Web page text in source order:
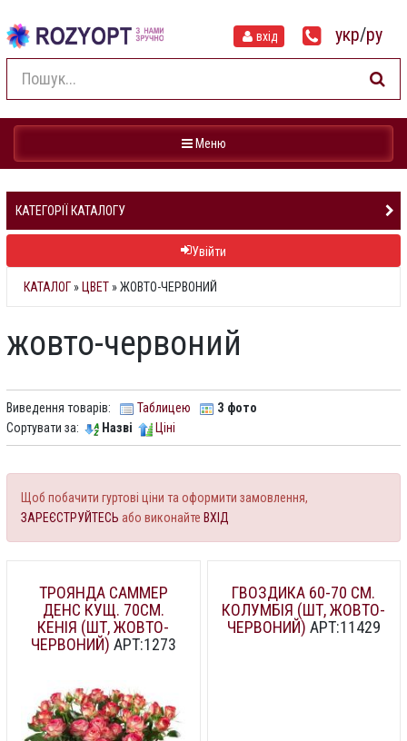
вхід укр/ру
Навігація
Меню
КАТЕГОРІЇ КАТАЛОГУ
Увійти
КАТАЛОГ » ЦВЕТ » ЖОВТО-ЧЕРВОНИЙ
жовто-червоний
Виведення товарів: Таблицею
З фото
Сортувати за:
Назві Ціні
Щоб побачити гуртові ціни та оформити замовлення,
ЗАРЕЄСТРУЙТЕСЬ або виконайте ВХІД
ТРОЯНДА САММЕР
ДЕНС КУЩ. 70СМ.
КЕНІЯ (ШТ, ЖОВТО-
ЧЕРВОНИЙ) АРТ:1273
ГВОЗДИКА 60-70 СМ.
КОЛУМБІЯ (ШТ, ЖОВТО-
ЧЕРВОНИЙ) АРТ:11429